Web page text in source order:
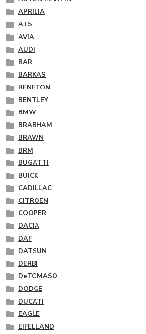
APRILIA
ATS
AVIA
AUDI
BAR
BARKAS
BENETON
BENTLEY
BMW
BRABHAM
BRAWN
BRM
BUGATTI
BUICK
CADILLAC
CITROEN
COOPER
DACIA
DAF
DATSUN
DERBI
DeTOMASO
DODGE
DUCATI
EAGLE
EIFELLAND